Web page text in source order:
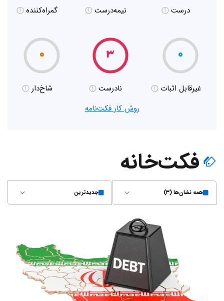
درست نیمه‌درست گمراه‌کننده
۰
غیر‌قابل اثبات
۳
نادرست
۰
شاخ‌دار
روش کار فکت‌نامه
فکت‌خانه
همه نشان‌ها (۳) جدیدترین